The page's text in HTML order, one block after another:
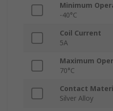
Minimum
-40°C
Coil Current
5A
Maximum
70°C
Contact
Silver Alloy